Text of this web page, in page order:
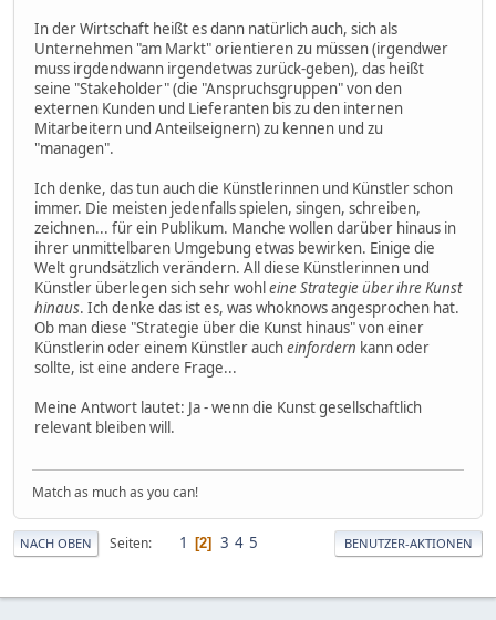
In der Wirtschaft heißt es dann natürlich auch, sich als
Unternehmen "am Markt" orientieren zu müssen (irgendwer
muss irgdendwann irgendetwas zurück-geben), das heißt
seine "Stakeholder" (die "Anspruchsgruppen" von den
externen Kunden und Lieferanten bis zu den internen
Mitarbeitern und Anteilseignern) zu kennen und zu
"managen".
Ich denke, das tun auch die Künstlerinnen und Künstler schon
immer. Die meisten jedenfalls spielen, singen, schreiben,
zeichnen... für ein Publikum. Manche wollen darüber hinaus in
ihrer unmittelbaren Umgebung etwas bewirken. Einige die
Welt grundsätzlich verändern. All diese Künstlerinnen und
Künstler überlegen sich sehr wohleine Strategie über ihre Kunst
hinaus. Ich denke das ist es, was whoknows angesprochen hat.
Ob man diese "Strategie über die Kunst hinaus" von einer
Künstlerin oder einem Künstler aucheinfordern kann oder
sollte, ist eine andere Frage...
Meine Antwort lautet: Ja - wenn die Kunst gesellschaftlich
relevant bleiben will.
Match as much as you can!
NACH OBEN Seiten 1 2 3 4 5 BENUTZER-AKTIONEN